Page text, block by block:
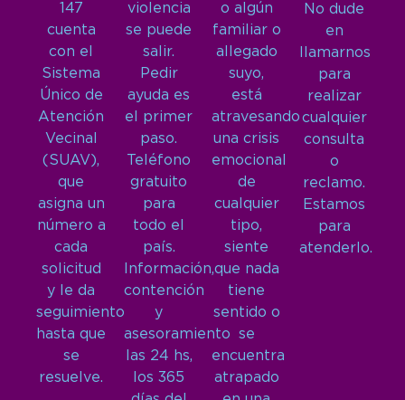
147
cuenta
con el
Sistema
Único de
Atención
Vecinal
(SUAV),
que
asigna un
número a
cada
solicitud
y le da
seguimiento
hasta que
se
resuelve.
violencia
se puede
salir.
Pedir
ayuda es
el primer
paso.
Teléfono
gratuito
para
todo el
país.
Información,
contención
y
asesoramiento
las 24 hs,
los 365
o algún
familiar o
allegado
suyo,
está
atravesando
una crisis
emocional
de
cualquier
tipo,
siente
que nada
tiene
sentido o
se
encuentra
atrapado
No dude
en
llamarnos
para
realizar
cualquier
consulta
o
reclamo.
Estamos
para
atenderlo.